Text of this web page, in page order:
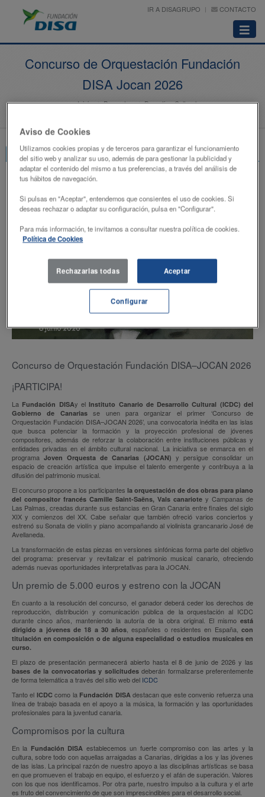
IR A DISAGRUPO
CONTACTO
Abrir
menú
Concurso de Orquestación Fundación
DISA Jocan 2026
Inicio Proyectos
Deportivo-Cultural
Edición 2026
Concurso de Orquestación Fundación DISA–JOCAN 2026
¡PARTICIPA!
La Fundación DISAy elInstituto Canario de Desarrollo Cultural (ICDC) del
Gobierno de Canariasse unen para organizar el primer ‘Concurso de
Orquestación Fundación DISA–JOCAN 2026’, una convocatoria inédita en las islas
que busca potenciar la formación y la proyección profesional de jóvenes
compositores, además de reforzar la colaboración entre instituciones públicas y
entidades privadas en el ámbito cultural nacional. La iniciativa se enmarca en el
programaJoven Orquesta de Canarias (JOCAN) y persigue consolidar un
espacio de creación artística que impulse el talento emergente y contribuya a la
difusión del patrimonio musical.
El concurso propone a los participantes la orquestación de dos obras para piano
del compositor francés Camille Saint-Saëns, Vals canariote y Campanas de
Las Palmas, creadas durante sus estancias en Gran Canaria entre finales del siglo
XIX y comienzos del XX. Cabe señalar que también ofreció varios conciertos y
estrenó su Sonata de violín y piano acompañando al violinista grancanario José de
Avellaneda.
La transformación de estas piezas en versiones sinfónicas forma parte del objetivo
del programa: preservar y revitalizar el patrimonio musical canario, ofreciendo
además nuevas oportunidades interpretativas para la JOCAN.
Un premio de 5.000 euros y estreno con la JOCAN
En cuanto a la resolución del concurso, el ganador deberá ceder los derechos de
reproducción, distribución y comunicación pública de la orquestación al ICDC
durante cinco años, manteniendo la autoría de la obra original. El mismo está
dirigido a jóvenes de 18 a 30 años , españoles o residentes en España,con
titulación en composición o de alguna especialidad o estudios musicales en
curso.
El plazo de presentación permanecerá abierto hasta el 8 de junio de 2026 y las
bases de la convocatorias y solicitudes deberán formalizarse preferentemente
de forma telemática a través del sitio web del ICDC
Tanto el ICDCcomo la Fundación DISA destacan que este convenio refuerza una
línea de trabajo basada en el apoyo a la música, la formación y las oportunidades
profesionales para la juventud canaria.
Compromisos por la cultura
En la Fundación DISA establecemos un fuerte compromiso con las artes y la
cultura, sobre todo con aquellas arraigadas a Canarias, dirigidas a los y las jóvenes
de las islas. La principal razón de nuestro apoyo a las disciplinas artísticas se basa
en que promueven el trabajo en equipo, el esfuerzo y el afán de superación. Valores
con los que nos identificamos. Por otra parte, nuestro impulso a la cultura y el arte
es fruto del convencimiento de que son imprescindibles para el desarrollo social.
Aviso de Cookies
Utilizamos cookies propias y de terceros para garantizar el funcionamiento
del sitio web y analizar su uso, además de para gestionar la publicidad y
adaptar el contenido del mismo a tus preferencias, a través del análisis de
tus hábitos de navegación.
Si pulsas en "Aceptar", entendemos que consientes el uso de cookies. Si
deseas rechazar o adaptar su configuración, pulsa en "Configurar".
Para más información, te invitamos a consultar nuestra política de cookies.
Política de Cookies
Rechazarlas todas Aceptar
Configurar